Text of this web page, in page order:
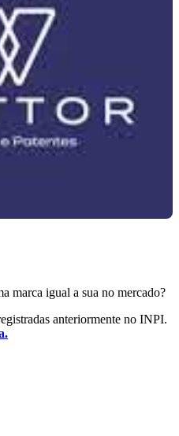
marca igual a sua no mercado?
anteriormente no INPI.